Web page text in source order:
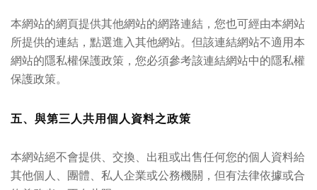
本網站的網頁提供其他網站的網路連結，您也可經由本網站
所提供的連結，點選進入其他網站。但該連結網站不適用本
網站的隱私權保護政策，您必須參考該連結網站中的隱私權
保護政策。
五、與第三人共用個人資料之政策
本網站絕不會提供、交換、出租或出售任何您的個人資料給
其他個人、團體、私人企業或公務機關，但有法律依據或合